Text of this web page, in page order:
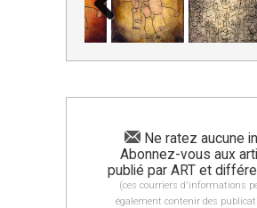
Ne ratez aucune
Abonnez-vous aux
publié par ART et
(ces courriers d'informations
également contenir des